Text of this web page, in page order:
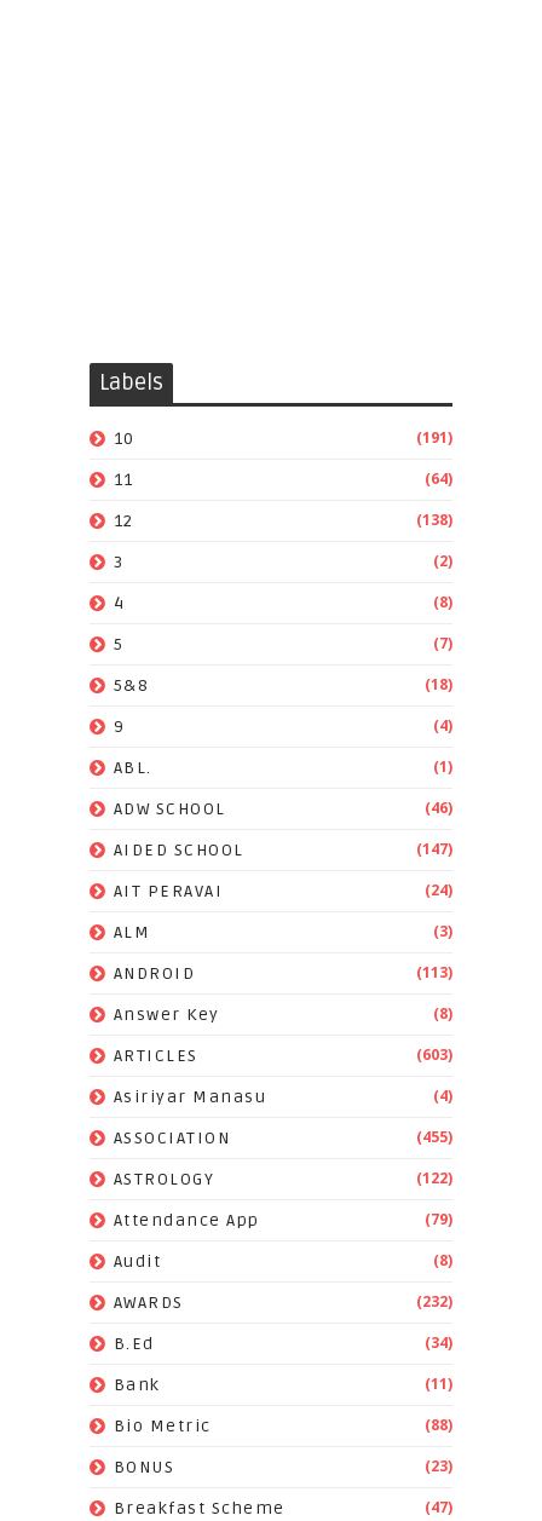
Labels
10 (191)
11 (64)
12 (138)
3 (2)
4 (8)
5 (7)
5&8 (18)
9 (4)
ABL. (1)
ADW SCHOOL (46)
AIDED SCHOOL (147)
AIT PERAVAI (24)
ALM (3)
ANDROID (113)
Answer Key (8)
ARTICLES (603)
Asiriyar Manasu (4)
ASSOCIATION (455)
ASTROLOGY (122)
Attendance App (79)
Audit (8)
AWARDS (232)
B.Ed (34)
Bank (11)
Bio Metric (88)
BONUS (23)
Breakfast Scheme (47)